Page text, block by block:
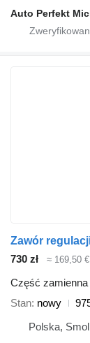
Auto Perfekt
730 zł ≈ 169,50 €
Część
Stan nowy
Polska,